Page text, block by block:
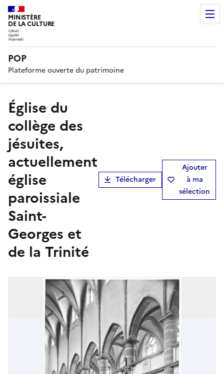
MINISTÈRE
DE LA CULTURE
POP
Plateforme ouverte du patrimoine
église du
collège des
jésuites,
actuellement
église
paroissiale
Saint-
Georges et
de la Trinité
Télécharger
Ajouter
à ma
sélection